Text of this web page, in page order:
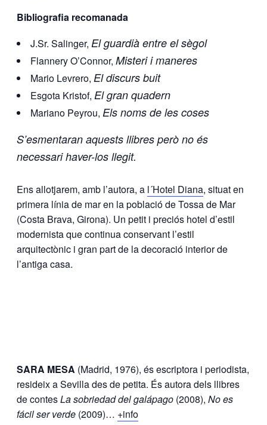
Bibliografia recomanada
J.Sr. Salinger, El guardià entre el sègol
FlanneryO’Connor, Misteri i maneres
Mario Levrero, El discurs buit
Esgota Kristof, El gran quadern
Mariano Peyrou, Els noms de les coses
S’esmentaran aquests llibres però no és
necessari haver-los llegit.
Ens allotjarem, amb l’autora, a l´Hotel Diana, situat en
primera línia de mar en la població de Tossa de Mar
(Costa Brava, Girona). Un petit i preciós hotel d’estil
modernista que continua conservant l’estil
arquitectònic i gran part de la decoració interior de
l’antiga casa.
SARA MESA (Madrid, 1976), és escriptora i periodista,
resideix a Sevilla des de petita. És autora dels llibres
de contesLa sobriedad del galápago (2008), No es
fácil ser verde (2009)… +info